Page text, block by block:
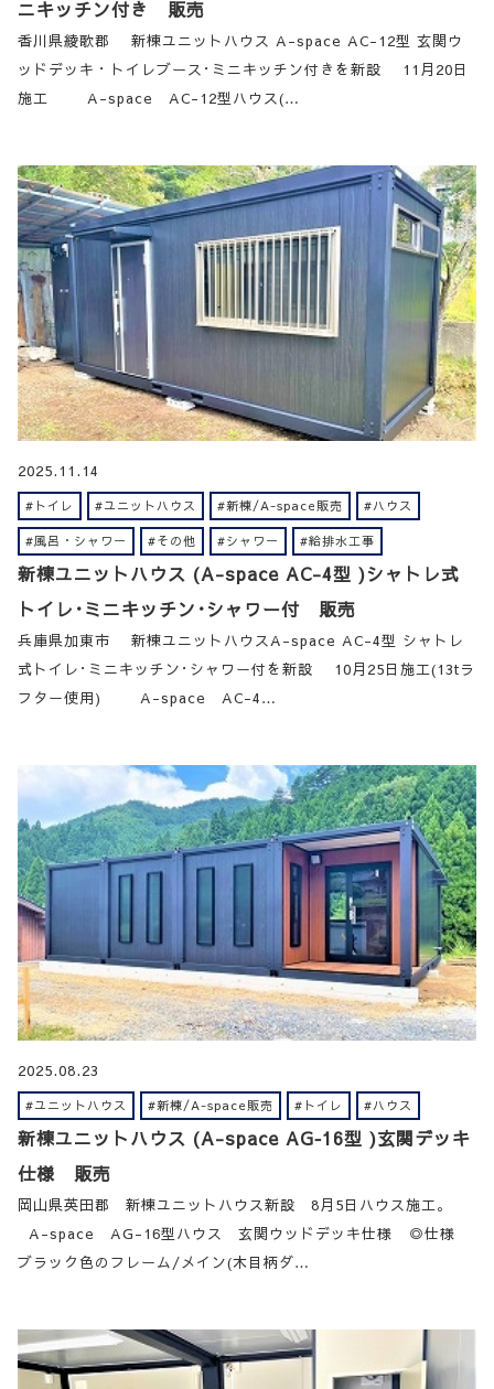
ニキッチン付き 販売
香川県綾歌郡 新棟ユニットハウス A-space AC-12型 玄関ウ
ッドデッキ・トイレブース･ミニキッチン付きを新設 11月20日
施工 A-space AC-12型ハウス(…
2025.11.14
#トイレ #ユニットハウス #新棟/A-space販売 #ハウス
#風呂・シャワー #その他 #シャワー #給排水工事
新棟ユニットハウス (A-space AC-4型 )シャトレ式
トイレ･ミニキッチン･シャワー付 販売
兵庫県加東市 新棟ユニットハウスA-space AC-4型 シャトレ
式トイレ･ミニキッチン･シャワー付を新設 10月25日施工(13tラ
フター使用) A-space AC-4…
2025.08.23
#ユニットハウス #新棟/A-space販売 #トイレ #ハウス
新棟ユニットハウス (A-space AG‐16型 )玄関デッキ
仕様 販売
岡山県英田郡 新棟ユニットハウス新設 8月5日ハウス施工。
A-space AG-16型ハウス 玄関ウッドデッキ仕様 ◎仕様
ブラック色のフレーム/メイン(木目柄ダ…